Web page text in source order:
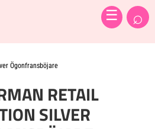
☰ ⌕
Ögonfransböjare
RETAIL
SILVER